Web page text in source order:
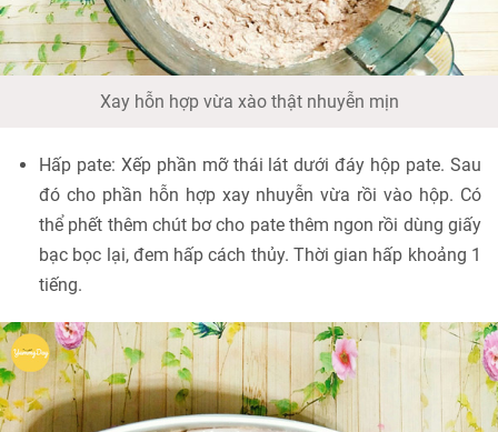
Xay hỗn hợp vừa xào thật nhuyễn mịn
Hấp pate: Xếp phần mỡ thái lát dưới đáy hộp pate. Sau
đó cho phần hỗn hợp xay nhuyễn vừa rồi vào hộp. Có
thể phết thêm chút bơ cho pate thêm ngon rồi dùng giấy
bạc bọc lại, đem hấp cách thủy. Thời gian hấp khoảng 1
tiếng.